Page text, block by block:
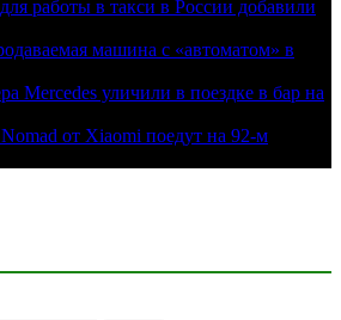
работы в такси в России добавили
машина с «автоматом» в
Mercedes уличили в поездке в бар на
от Xiaomi поедут на 92-м